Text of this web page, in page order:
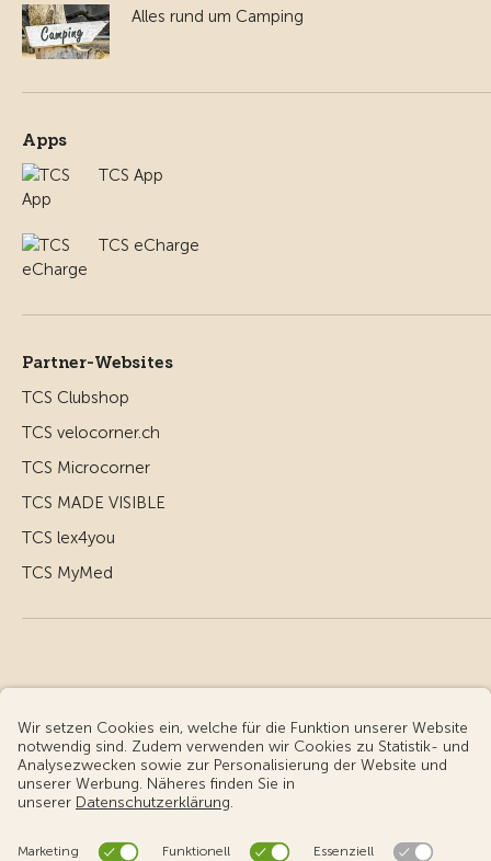
Alles rund um Camping
Apps
TCS App
TCS eCharge
Partner-Websites
TCS Clubshop
TCS velocorner.ch
TCS Microcorner
TCS MADE VISIBLE
TCS lex4you
TCS MyMed
© Touring Club Schweiz
Benutzungsbedingungen - rechtliche Informationen